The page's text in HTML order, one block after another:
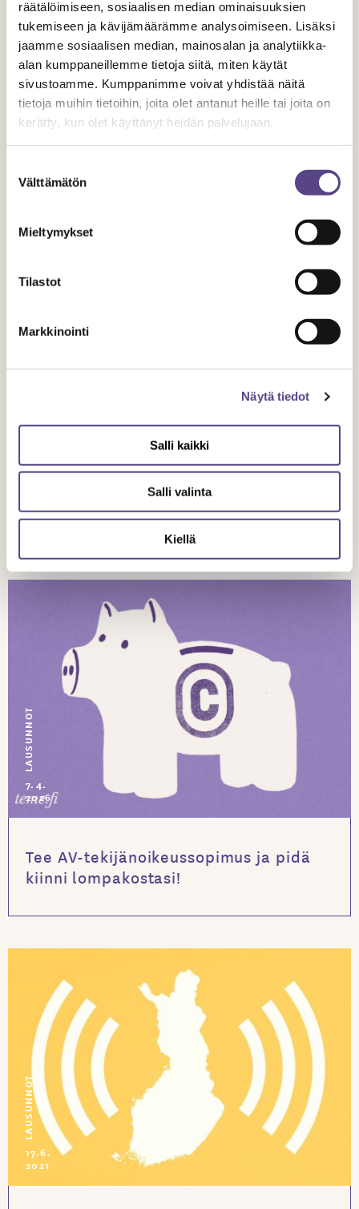
räätälöimiseen, sosiaalisen median ominaisuuksien
tukemiseen ja kävijämäärämme analysoimiseen. Lisäksi
jaamme sosiaalisen median, mainosalan ja analytiikka-
alan kumppaneillemme tietoja siitä, miten käytät
sivustoamme. Kumppanimme voivat yhdistää näitä
tietoja muihin tietoihin, joita olet antanut heille tai joita on
kerätty, kun olet käyttänyt heidän palvelujaan.
valinta
Välttämätön
Mieltymykset
Tilastot
Markkinointi
Näytä tiedot
Salli kaikki
Salli valinta
Kiellä
moninaistumisesta. Toteutuessaan se saattaa tuottaa
lisää ulkopuolisuuden kokemusta ja luottamuspulaa
suhteessa yhteiskunnan suojaaviin instituutioihin. Lisäksi
Teme kysyy miten kaavailuissa oleva tulorekisteri,
työttömyysturvan euromääräistäminen ja työajan
seuraamisesta luopuminen suhteutuu nyt mallinnettuun
yhdistelmävakuutukseen? Olisiko perusteltua tutkia
edellä mainittujen seikkojen vaikutus kiirehtimisen sijaan?
yksinomaan työttömyyskassan jäsenmaksuilla. Kalliit
ottaminen ei ole pienillä ja sirpaleisilla tuloilla
Aiheeseen liittyvät artikkelit
LAUSUNNOT
7.4.
2026
Tee AV-tekijänoikeussopimus ja pidä
kiinni lompakostasi!
LAUSUNNOT
17.6.
2021